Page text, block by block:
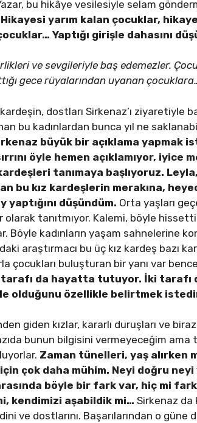
bu hikâye vesilesiyle selam
Hikayesi yarım kalan çocuklar,
Yaptığı girişle dahasını
ve sevgileriyle baş edemezler.
gece rüyalarından uyanan
dostları Sirkenaz’ı ziyaretiyle
bu kadınlardan bunca yıl ne
büyük bir açıklama yapmak
öyle hemen açıklamıyor, iyice
tanımaya başlıyoruz.
bu kız kardeşlerin merakına,
yaptığını düşündüm. Orta yaşları
tanıtmıyor. Kalemi, böyle
Böyle kadınların yaşam sahnelerine
araştırmacı bu üç kız kardeş bazı
çocukları buluşturan bir yanı var
da hayatta tutuyor. İki tarafı
olduğunu özellikle belirtmek
giden kızlar, kararlı duruşları ve biraz
bunun bilgisini vermeyeceğim
Zaman tünelleri, yaş alırken
çok daha mühim. Neyi doğru neyi
böyle bir fark var, hiç mi
kendimizi aşabildik mi… Sirkenaz
ve dostlarını. Başarılarından o güne